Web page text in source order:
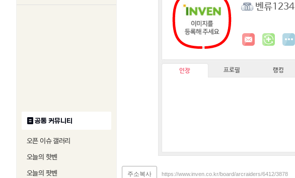
공통 커뮤니티
오픈 이슈 갤러리
오늘의 핫벤
오늘의 팟벤
벤류1234
인장 프로필 랭킹
주소복사 https://www.inven.co.kr/board/arcraiders/6412/3878